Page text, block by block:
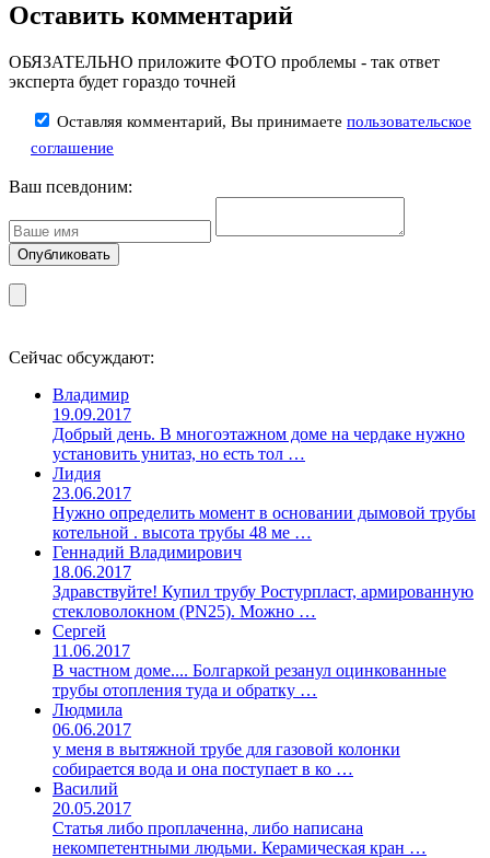
Оставить комментарий
ОБЯЗАТЕЛЬНО приложите ФОТО проблемы - так ответ
эксперта будет гораздо точней
Оставляя комментарий, Вы принимаете пользовательское
соглашение
Ваш псевдоним:
Сейчас обсуждают:
Владимир
19.09.2017
Добрый день. В многоэтажном доме на чердаке нужно
установить унитаз, но есть тол …
Лидия
23.06.2017
Нужно определить момент в основании дымовой трубы
котельной . высота трубы 48 ме …
Геннадий Владимирович
18.06.2017
Здравствуйте! Купил трубу Ростурпласт, армированную
стекловолокном (PN25). Можно …
Сергей
11.06.2017
В частном доме.... Болгаркой резанул оцинкованные
трубы отопления туда и обратку …
Людмила
06.06.2017
у меня в вытяжной трубе для газовой колонки
собирается вода и она поступает в ко …
Василий
20.05.2017
Статья либо проплаченна, либо написана
некомпетентными людьми. Керамическая кран …